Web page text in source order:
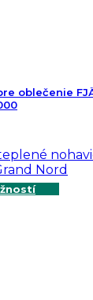
oblečenie